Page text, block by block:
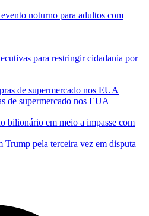
noturno para adultos com
para restringir cidadania por
de supermercado nos EUA
Trump pela terceira vez em disputa